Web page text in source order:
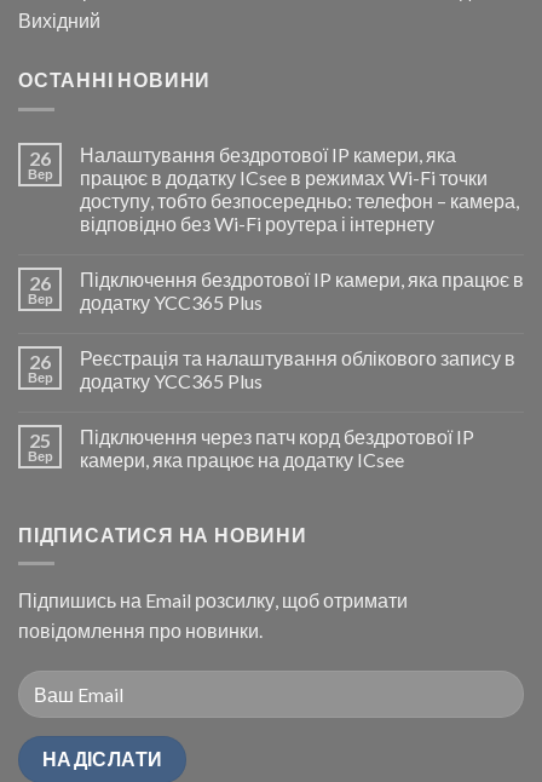
Вихідний
ОСТАННІ НОВИНИ
26
Вер
Налаштування бездротової IP камери, яка
працює в додатку ICsee в режимах Wi-Fi точки
доступу, тобто безпосередньо: телефон – камера,
відповідно без Wi-Fi роутера і інтернету
26
Вер
Підключення бездротової IP камери, яка працює в
додатку YCC365 Plus
26
Вер
Реєстрація та налаштування облікового запису в
додатку YCC365 Plus
25
Вер
Підключення через патч корд бездротової IP
камери, яка працює на додатку ICsee
ПІДПИСАТИСЯ НА НОВИНИ
Підпишись на Email розсилку, щоб отримати
повідомлення про новинки.